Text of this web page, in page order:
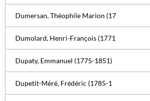
Dumersan, Théophile Marion (17
Dumolard, Henri-François (1771
Dupaty, Emmanuel (1775-1851)
Dupetit-Méré, Frédéric (1785-1